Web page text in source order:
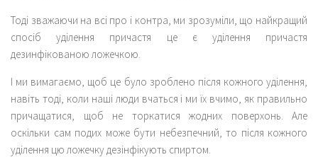
Тоді зважаючи на всі про і контра, ми зрозуміли, що найкращий
спосіб уділення причастя це є уділення причастя
дезинфікованою ложечкою.
І ми вимагаємо, щоб це було зроблено після кожного уділення,
навіть тоді, коли наші люди вчаться і ми їх вчимо, як правильно
причащатися, щоб не торкатися жодних поверхонь. Але
оскільки сам подих може бути небезпечний, то після кожного
уділення цю ложечку дезінфікують спиртом.